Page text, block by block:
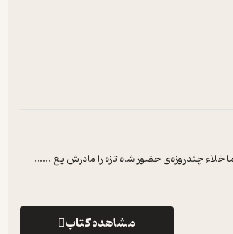
چندروزه‌ی حضور شاه تازه را مادرش یع ......
مشاهده کتاب